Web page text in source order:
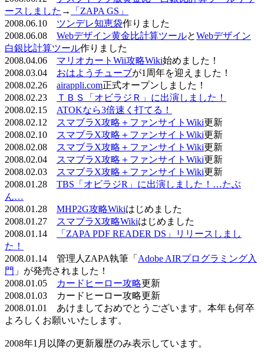
ースしました →
「ZAPA GS」
2008.06.10 ツンデレ知恵袋作りました
2008.06.08 Webデザイン黄金比計算ツールとWebデザイン
白銀比計算ツール作りました
2008.04.06 マリオカートWii攻略Wiki始めました！
2008.03.04 おはようチューブが1周年を迎えました！
2008.02.26 airappli.com正式オープンしました！
2008.02.23
ＴＢＳ「オビラジＲ」に出演しました！
2008.02.15 ATOKなら3倍速く打てる！
2008.02.12
スマブラX攻略＋ファンサイトWiki更新
2008.02.10
スマブラX攻略＋ファンサイトWiki更新
2008.02.08
スマブラX攻略＋ファンサイトWiki更新
2008.02.04
スマブラX攻略＋ファンサイトWiki更新
2008.02.03
スマブラX攻略＋ファンサイトWiki更新
2008.01.28 TBS「オビラジR」に出演しました！…たぶ
ん…
2008.01.28 MHP2G攻略Wikiはじめました
2008.01.27
スマブラX攻略Wikiはじめました
2008.01.14
「ZAPA PDF READER DS」リリースしまし
た！
2008.01.14 管理人ZAPA執筆「 Adobe AIRプログラミング入
門 」が発売されました！
2008.01.05
カードヒーロー攻略更新
2008.01.03 カードヒーロー攻略更新
2008.01.01 あけましておめでとうございます。本年も何卒
よろしくお願いいたします。
2008年1月以降の更新履歴のみ表示しています。